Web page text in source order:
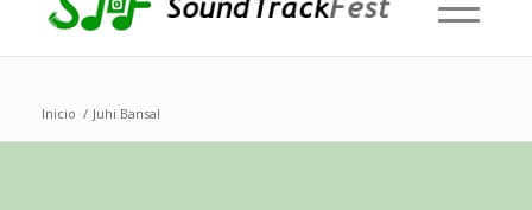
Inicio / Juhi Bansal